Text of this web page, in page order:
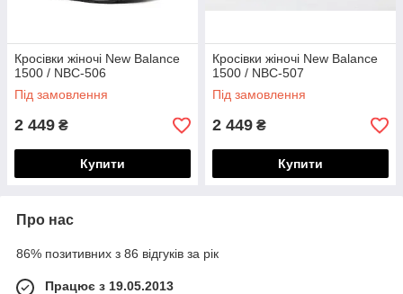
Кросівки жіночі New Balance
1500 / NBC-506
Під замовлення
2 449 ₴
Купити
Кросівки жіночі New Balance
1500 / NBC-507
Під замовлення
2 449 ₴
Купити
Про нас
86% позитивних з 86 відгуків за рік
Працює з 19.05.2013